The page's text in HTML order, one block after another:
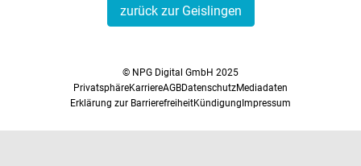
zurück zur Geislingen
© NPG Digital GmbH 2025
PrivatsphäreKarriereAGBDatenschutzMediadaten
Erklärung zur BarrierefreiheitKündigung Impressum